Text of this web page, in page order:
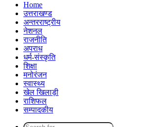
Home
उत्तराखण्ड
अन्तरराष्ट्रीय
नेशनल
राजनीति
अपराध
धर्म-संस्कृति
शिक्षा
मनोरंजन
स्वास्थ्य
खेल खिलाड़ी
राशिफल
सम्पादकीय